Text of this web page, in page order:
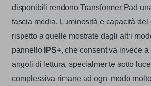
disponibili rendono Transformer Pad
fascia media. Luminosità e capacità
rispetto a quelle mostrate dagli altri
pannello
IPS+, che consentiva invece
angoli di lettura, specialmente sotto
complessiva rimane ad ogni modo